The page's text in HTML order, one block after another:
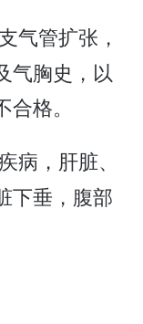
气管扩张，
气胸史，以
格。
病，肝脏、
下垂，腹部